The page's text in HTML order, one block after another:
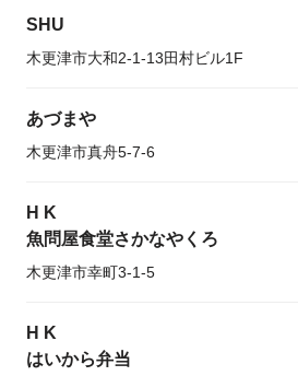
SHU
木更津市大和2-1-13田村ビル1F
あづまや
木更津市真舟5-7-6
H K
魚問屋食堂さかなやくろ
木更津市幸町3-1-5
H K
はいから弁当